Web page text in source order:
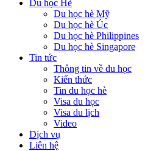
Du học Hè
Du học hè Mỹ
Du học hè Úc
Du học hè Philippines
Du học hè Singapore
Tin tức
Thông tin về du học
Kiến thức
Tin du học hè
Visa du học
Visa du lịch
Video
Dịch vụ
Liên hệ